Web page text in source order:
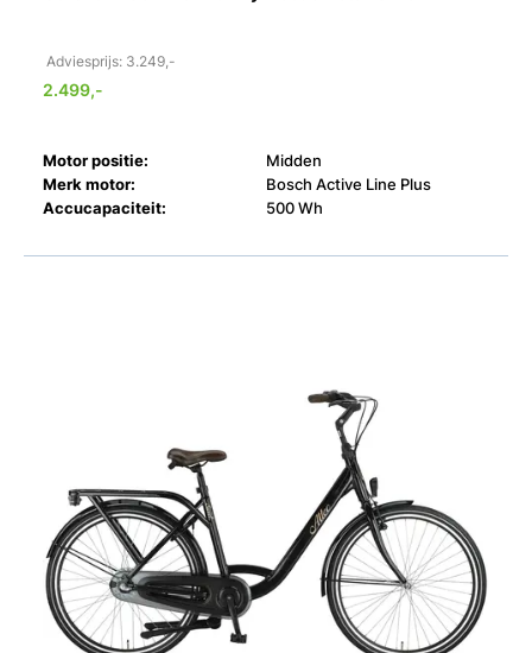
Adviesprijs: 3.249,-
2.499,-
Motor positie:
Midden
Merk motor:
Bosch Active Line Plus
Accucapaciteit:
500 Wh